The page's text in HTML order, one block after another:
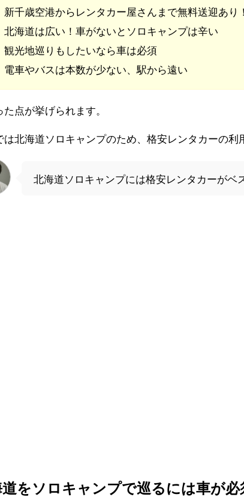
新千歳空港からレンタカー屋さんまで無料送迎あり！
北海道は広い！車がないとソロキャンプは辛い
観光地巡りもしたいなら車は必須
電車やバスは本数が少ない、駅から遠い
た点が挙げられます。
は北海道ソロキャンプのため、格安レンタカーの利
北海道ソロキャンプには格安レンタカーがベ
をソロキャンプで巡るには車が必